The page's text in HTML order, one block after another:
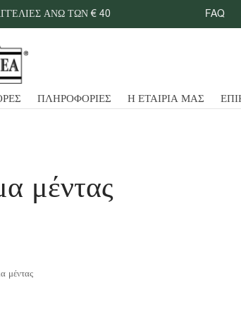
ΑΝΩ ΤΩΝ € 40 FAQ
ΠΛΗΡΟΦΟΡΙΕΣ Η ΕΤΑΙΡΙΑ ΜΑΣ
μέντας
μέντας